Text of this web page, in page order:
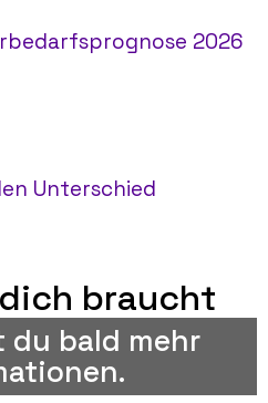
2026
Unterschied
braucht
du bald mehr
eine Karte, die dir
den größten Bedarf
Bis dahin kannst
seine Regionen
jetzt erleben